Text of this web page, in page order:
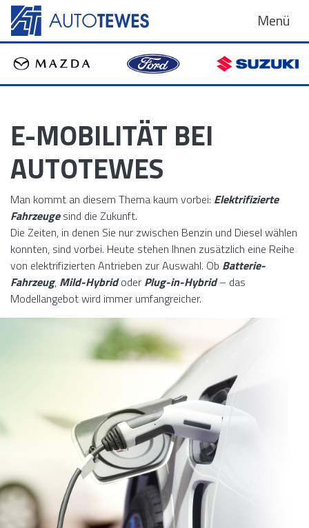
Menü
E-MOBILITÄT BEI
AUTOTEWES
Man kommt an diesem Thema kaum vorbei: Elektrifizierte
Fahrzeugesind die Zukunft.
Die Zeiten, in denen Sie nur zwischen Benzin und Diesel wählen
konnten, sind vorbei. Heute stehen Ihnen zusätzlich eine Reihe
von elektrifizierten Antrieben zur Auswahl. Ob Batterie-
Fahrzeug, Mild-Hybridoder Plug-in-Hybrid– das
Modellangebot wird immer umfangreicher.